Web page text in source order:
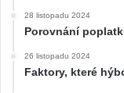
28 listopadu 2024
Porovnání
26 listopadu 2024
Faktory, které